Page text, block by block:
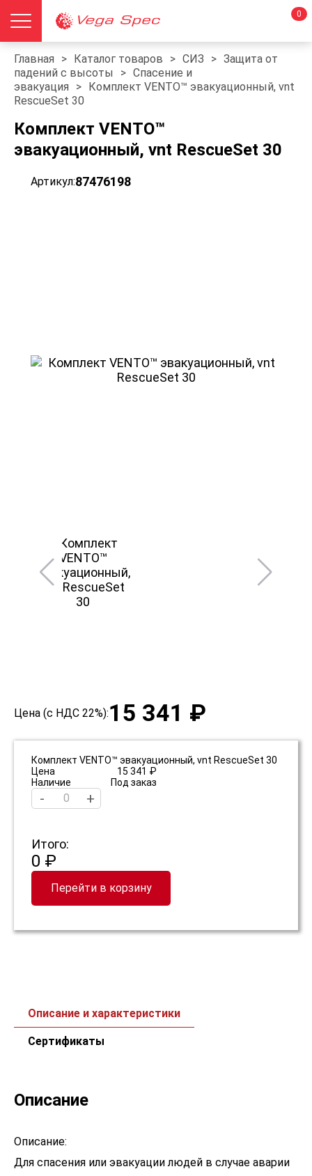
0
Главная > Каталог товаров > СИЗ > Защита от
падений с высоты
> Спасение и
эвакуация
> Комплект VENTO™ эвакуационный, vnt
RescueSet 30
Комплект VENTO™
эвакуационный, vnt RescueSet 30
Артикул:87476198
Цена (с НДС 22%):15 341 ₽
Комплект VENTO™ эвакуационный, vnt RescueSet 30
Цена
15 341 ₽
Наличие
Под заказ
- +
Итого:
0 ₽
Перейти в корзину
Описание и характеристики
Сертификаты
Описание
Описание:
Для спасения или эвакуации людей в случае аварии